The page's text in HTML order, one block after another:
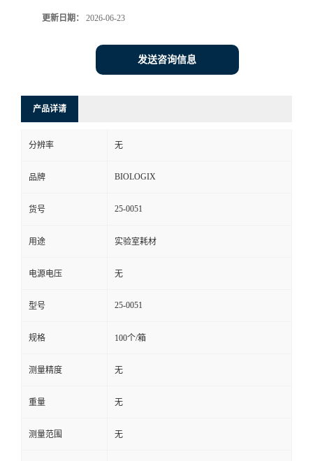
更新日期： 2026-06-23
发送咨询信息
产品详请
分辨率 无
品牌 BIOLOGIX
货号 25-0051
用途 实验室耗材
电源电压 无
型号 25-0051
规格 100个/箱
测量精度 无
重量 无
测量范围 无